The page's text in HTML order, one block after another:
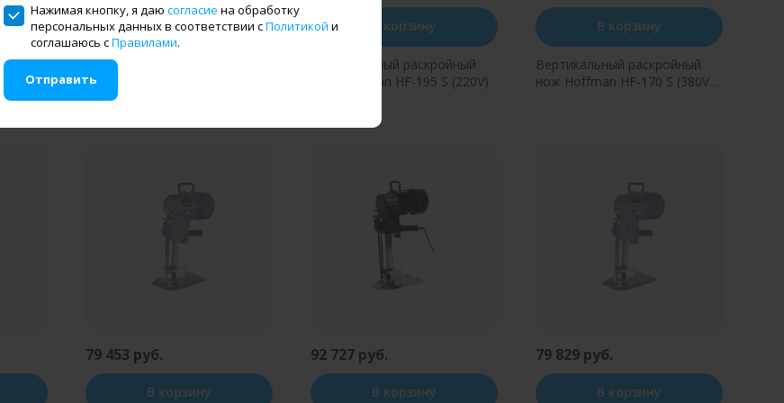
Нажимая кнопку, я даю согласие на обработку
персональных данных в соответствии сПолитикой и
соглашаюсь сПравилами.
Отправить
T3
В корзину
Раскройный нож Jack JK-T3
(13") 850W
Купить в один клик
В корзину
Вертикальный раскройный
нож Hoffman HF-195 S (220V)
Купить в один клик
В корзину
Вертикальный раскройный
нож Hoffman HF-170 S (380V)
79 453 руб.
В корзину
92 727 руб.
В корзину
79 829 руб.
В корзину